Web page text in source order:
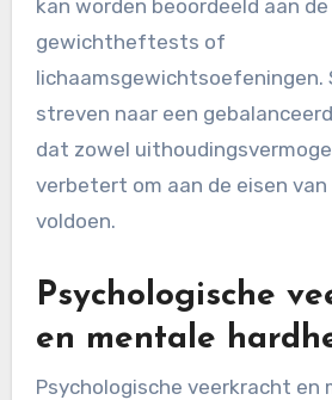
kan worden beoordeeld aan
gewichtheftests of
lichaamsgewichtsoefeningen.
streven naar een
dat zowel
verbetert om aan de eisen
voldoen.
Psychologische
en mentale
Psychologische veerkracht en